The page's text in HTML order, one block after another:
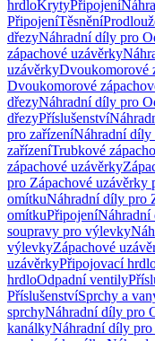
hrdloKrytyPřipojení
PřipojeníTěsnění
dřezyNáhradní díly pro
zápachové uzávěrky
uzávěrkyDvoukomorové
Dvoukomorové
dřezyNáhradní díly pro
dřezyPříslušenství
pro zařízeníNáhradní díly
zařízeníTrubkové
zápachové uzávěrky
pro Zápachové uzávěrky
omítkuNáhradní díly pro
omítkuPřipojeníNáhradní
soupravy pro výlevky
výlevkyZápachové
uzávěrkyPřipojovací
hrdloOdpadní ventily
PříslušenstvíSprchy a
sprchyNáhradní díly pro
kanálkyNáhradní díly